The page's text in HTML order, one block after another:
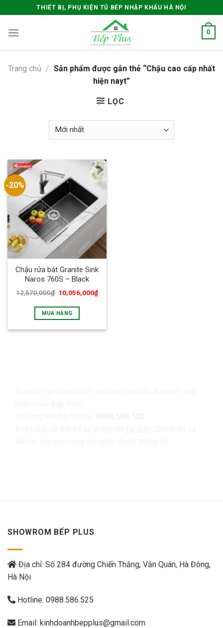
to
content
THIẾT BỊ, PHỤ KIỆN TỦ BẾP NHẬP KHẨU HÀ NỘI
0
Trang chủ / Sản phẩm được gắn thẻ “Chậu cao cấp nhất
hiện nayt”
LỌC
-20%
Chậu rửa bát Granite Sink
Naros 760S – Black
12,570,000₫ 10,056,000₫
MUA HÀNG
SHOWROM BẾP PLUS
Địa chỉ: Số 284 đường Chiến Thắng, Văn Quán, Hà Đông,
Hà Nội
Hotline: 0988.586.525
Email: kinhdoanhbepplus@gmail.com